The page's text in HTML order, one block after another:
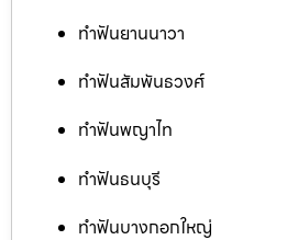
ทำฟันยานนาวา
ทำฟันสัมพันธวงศ์
ทำฟันพญาไท
ทำฟันธนบุรี
ทำฟันบางกอกใหญ่